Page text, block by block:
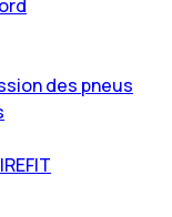
des pneus